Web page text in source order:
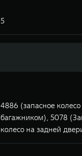
5
4886 (запасное
багажником), 5078
колесо на задней